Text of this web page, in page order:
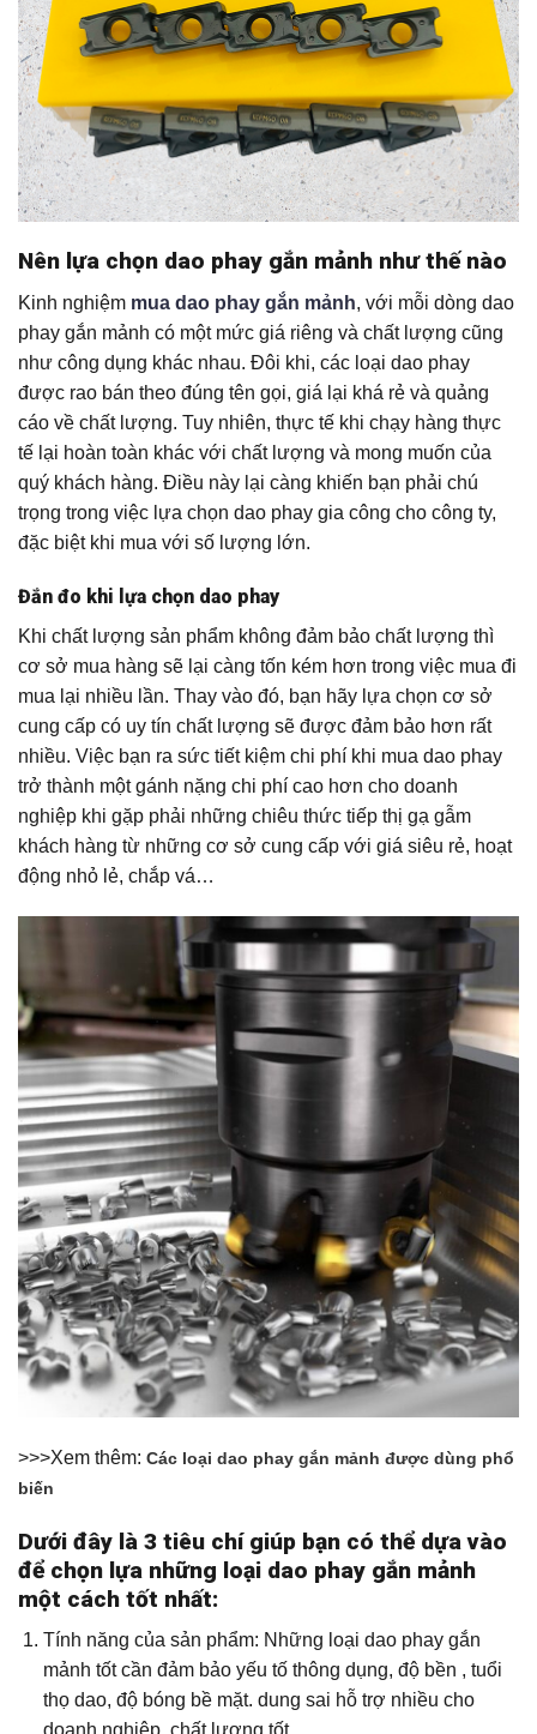
Nên lựa chọn dao phay gắn mảnh như thế nào
Kinh nghiệm mua dao phay gắn mảnh, với mỗi dòng dao
phay gắn mảnh có một mức giá riêng và chất lượng cũng
như công dụng khác nhau. Đôi khi, các loại dao phay
được rao bán theo đúng tên gọi, giá lại khá rẻ và quảng
cáo về chất lượng. Tuy nhiên, thực tế khi chạy hàng thực
tế lại hoàn toàn khác với chất lượng và mong muốn của
quý khách hàng. Điều này lại càng khiến bạn phải chú
trọng trong việc lựa chọn dao phay gia công cho công ty,
đặc biệt khi mua với số lượng lớn.
Đắn đo khi lựa chọn dao phay
Khi chất lượng sản phẩm không đảm bảo chất lượng thì
cơ sở mua hàng sẽ lại càng tốn kém hơn trong việc mua đi
mua lại nhiều lần. Thay vào đó, bạn hãy lựa chọn cơ sở
cung cấp có uy tín chất lượng sẽ được đảm bảo hơn rất
nhiều. Việc bạn ra sức tiết kiệm chi phí khi mua dao phay
trở thành một gánh nặng chi phí cao hơn cho doanh
nghiệp khi gặp phải những chiêu thức tiếp thị gạ gẫm
khách hàng từ những cơ sở cung cấp với giá siêu rẻ, hoạt
động nhỏ lẻ, chắp vá…
>>>Xem thêm: Các loại dao phay gắn mảnh được dùng phổ
biến
Dưới đây là 3 tiêu chí giúp bạn có thể dựa vào
để chọn lựa những loại dao phay gắn mảnh
một cách tốt nhất:
Tính năng của sản phẩm: Những loại dao phay gắn
mảnh tốt cần đảm bảo yếu tố thông dụng, độ bền , tuổi
thọ dao, độ bóng bề mặt. dung sai hỗ trợ nhiều cho